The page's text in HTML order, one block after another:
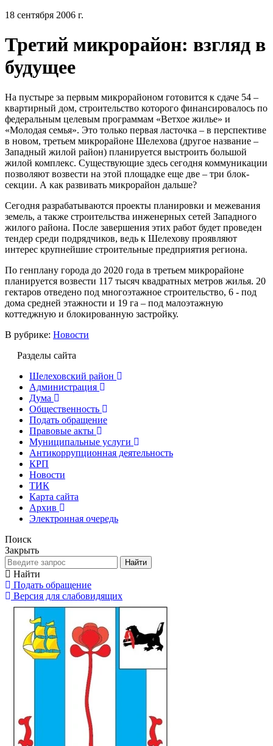
18 сентября 2006 г.
Третий микрорайон: взгляд в
будущее
На пустыре за первым микрорайоном готовится к сдаче 54 –
квартирный дом, строительство которого финансировалось по
федеральным целевым программам «Ветхое жилье» и
«Молодая семья». Это только первая ласточка – в перспективе
в новом, третьем микрорайоне Шелехова (другое название –
Западный жилой район) планируется выстроить большой
жилой комплекс. Существующие здесь сегодня коммуникации
позволяют возвести на этой площадке еще две – три блок-
секции. А как развивать микрорайон дальше?
Сегодня разрабатываются проекты планировки и межевания
земель, а также строительства инженерных сетей Западного
жилого района. После завершения этих работ будет проведен
тендер среди подрядчиков, ведь к Шелехову проявляют
интерес крупнейшие строительные предприятия региона.
По генплану города до 2020 года в третьем микрорайоне
планируется возвести 117 тысяч квадратных метров жилья. 20
гектаров отведено под многоэтажное строительство, 6 - под
дома средней этажности и 19 га – под малоэтажную
коттеджную и блокированную застройку.
В рубрике: Новости
Разделы сайта
Шелеховский район
Администрация
Дума
Общественность
Подать обращение
Правовые акты
Муниципальные услуги
Антикоррупционная деятельность
КРП
Новости
ТИК
Карта сайта
Архив
Электронная очередь
Поиск
Закрыть
Найти
Найти
Подать обращение
Версия для слабовидящих